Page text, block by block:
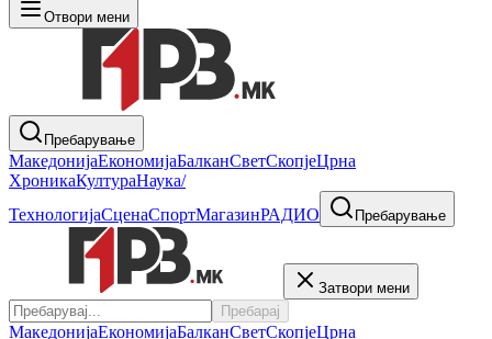
Отвори мени
Пребарување
МакедонијаЕкономијаБалканСветСкопјеЦрна
ХроникаКултураНаука/
ТехнологијаСценаСпортМагазинРАДИО Пребарување
Затвори мени
Пребарај
МакедонијаЕкономијаБалканСветСкопјеЦрна